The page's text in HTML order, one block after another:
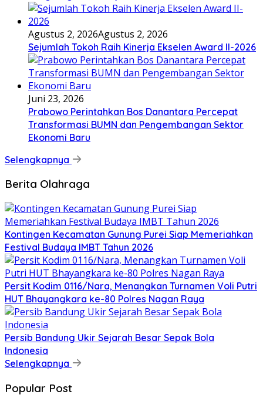
Agustus 2, 2026Agustus 2, 2026
Sejumlah Tokoh Raih Kinerja Ekselen Award II-2026
Juni 23, 2026
Prabowo Perintahkan Bos Danantara Percepat
Transformasi BUMN dan Pengembangan Sektor
Ekonomi Baru
Selengkapnya
Berita Olahraga
Kontingen Kecamatan Gunung Purei Siap Memeriahkan
Festival Budaya IMBT Tahun 2026
Persit Kodim 0116/Nara, Menangkan Turnamen Voli Putri
HUT Bhayangkara ke-80 Polres Nagan Raya
Persib Bandung Ukir Sejarah Besar Sepak Bola
Indonesia
Selengkapnya
Popular Post